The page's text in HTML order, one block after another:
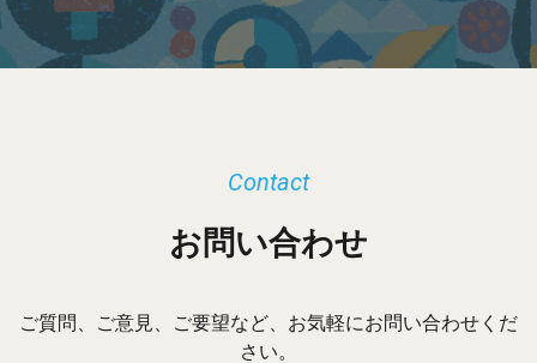
お問い合わせ
Contact
ご質問、ご意見、ご要望など、お気軽にお問い合わせくだ
さい。